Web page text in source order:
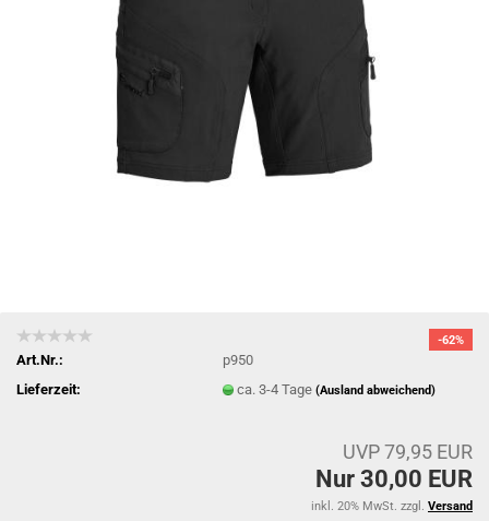
-62%
Art.Nr.:
p950
Lieferzeit:
ca. 3-4 Tage(Ausland abweichend)
UVP 79,95 EUR
Nur 30,00 EUR
inkl. 20% MwSt. zzgl. Versand